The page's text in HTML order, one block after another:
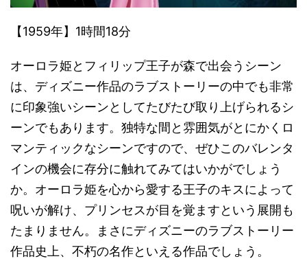
【1959年】1時間18分
オーロラ姫とフィリップ王子が森で出会うシーン
は、ディズニー作品のラブストーリーの中でも非常
に印象強いシーンとしてたびたび取り上げられるシ
ーンでもあります。独特な間と雰囲気がとにかくロ
マンティックなシーンですので、ぜひこのバレンタ
インの機会に存分に触れてみてはいかがでしょう
か。オーロラ姫を心から愛する王子のキスによって
呪いが解け、プリンセスが目を覚ますという展開も
たまりません。まさにディズニーのラブストーリー
作品史上、不朽の名作といえる作品でしょう。